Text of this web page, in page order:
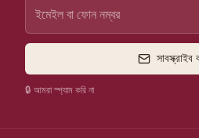
🔒 আমরা স্প্যাম করি না